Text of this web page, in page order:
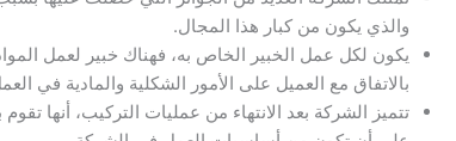
والذي يكون من كبار هذا المجال.
يكون لكل عمل الخبير الخاص به، فهناك خبير لعمل
بالاتفاق مع العميل على الأمور الشكلية والمادية في
تتميز الشركة بعد الانتهاء من عمليات التركيب،